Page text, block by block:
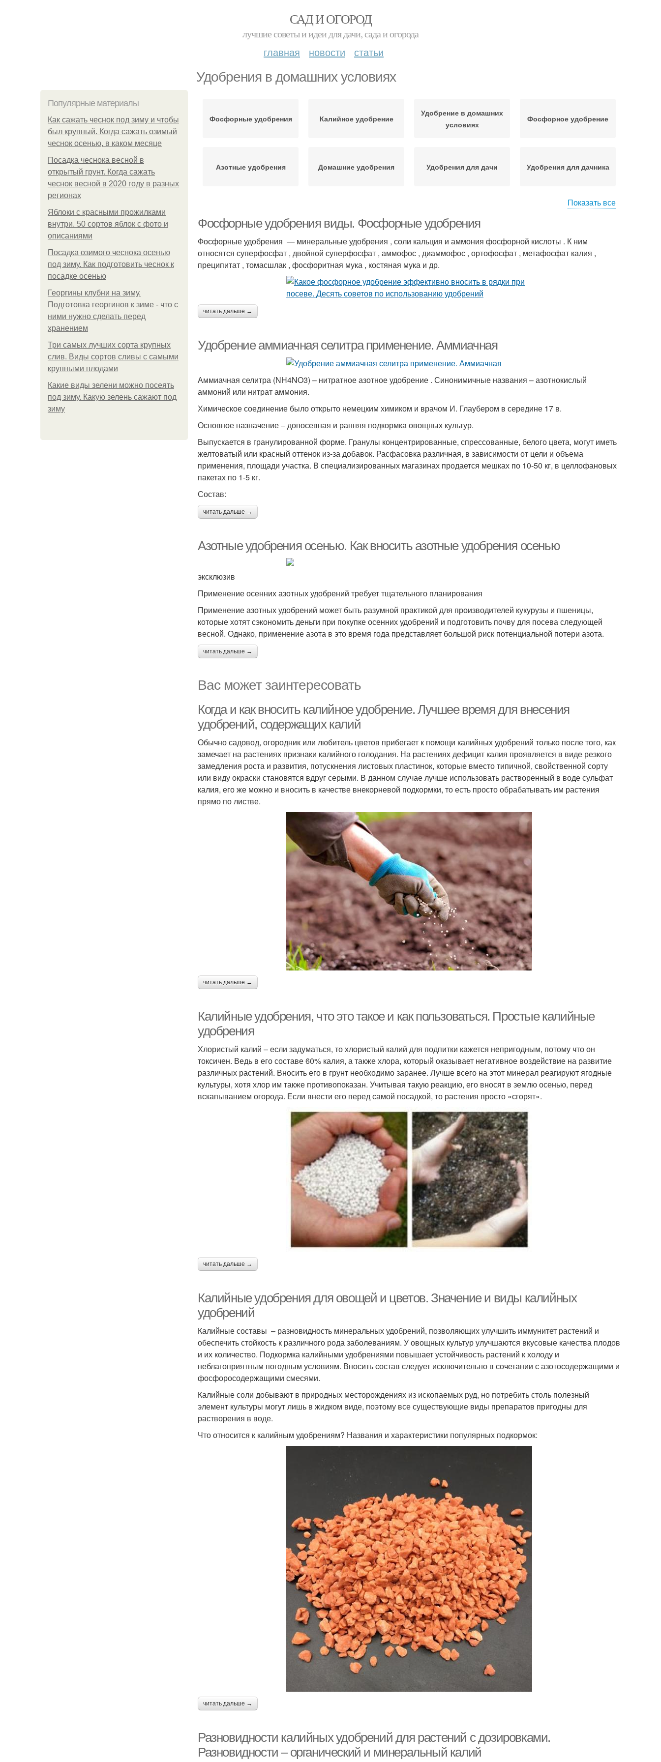
САД И ОГОРОД
лучшие советы и идеи для дачи, сада и огорода
главная новости статьи
Удобрения в домашних условиях
Популярные материалы
Как сажать чеснок под зиму и чтобы
был крупный. Когда сажать озимый
чеснок осенью, в каком месяце
Посадка чеснока весной в
открытый грунт. Когда сажать
чеснок весной в 2020 году в разных
регионах
Яблоки с красными прожилками
внутри. 50 сортов яблок с фото и
описаниями
Посадка озимого чеснока осенью
под зиму. Как подготовить чеснок к
посадке осенью
Георгины клубни на зиму.
Подготовка георгинов к зиме - что с
ними нужно сделать перед
хранением
Три самых лучших сорта крупных
слив. Виды сортов сливы с самыми
крупными плодами
Какие виды зелени можно посеять
под зиму. Какую зелень сажают под
зиму
Фосфорные удобрения Калийное удобрение
Удобрение в домашних
условиях
Фосфорное удобрение
Азотные удобрения Домашние удобрения Удобрения для дачи Удобрения для дачника
Показать все
Фосфорные удобрения виды. Фосфорные удобрения
Фосфорные удобрения — минеральные удобрения , соли кальция и аммония фосфорной кислоты . К ним
относятся суперфосфат , двойной суперфосфат , аммофос , диаммофос , ортофосфат , метафосфат калия ,
преципитат , томасшлак , фосфоритная мука , костяная мука и др.
читать дальше →
Удобрение аммиачная селитра применение. Аммиачная
Аммиачная селитра (NH4NO3) – нитратное азотное удобрение . Синонимичные названия – азотнокислый
аммоний или нитрат аммония.
Химическое соединение было открыто немецким химиком и врачом И. Глаубером в середине 17 в.
Основное назначение – допосевная и ранняя подкормка овощных культур.
Выпускается в гранулированной форме. Гранулы концентрированные, спрессованные, белого цвета, могут иметь
желтоватый или красный оттенок из-за добавок. Расфасовка различная, в зависимости от цели и объема
применения, площади участка. В специализированных магазинах продается мешках по 10-50 кг, в целлофановых
пакетах по 1-5 кг.
Состав:
читать дальше →
Азотные удобрения осенью. Как вносить азотные удобрения осенью
эксклюзив
Применение осенних азотных удобрений требует тщательного планирования
Применение азотных удобрений может быть разумной практикой для производителей кукурузы и пшеницы,
которые хотят сэкономить деньги при покупке осенних удобрений и подготовить почву для посева следующей
весной. Однако, применение азота в это время года представляет большой риск потенциальной потери азота.
читать дальше →
Вас может заинтересовать
Когда и как вносить калийное удобрение. Лучшее время для внесения
удобрений, содержащих калий
Обычно садовод, огородник или любитель цветов прибегает к помощи калийных удобрений только после того, как
замечает на растениях признаки калийного голодания. На растениях дефицит калия проявляется в виде резкого
замедления роста и развития, потускнения листовых пластинок, которые вместо типичной, свойственной сорту
или виду окраски становятся вдруг серыми. В данном случае лучше использовать растворенный в воде сульфат
калия, его же можно и вносить в качестве внекорневой подкормки, то есть просто обрабатывать им растения
прямо по листве.
читать дальше →
Калийные удобрения, что это такое и как пользоваться. Простые калийные
удобрения
Хлористый калий – если задуматься, то хлористый калий для подпитки кажется непригодным, потому что он
токсичен. Ведь в его составе 60% калия, а также хлора, который оказывает негативное воздействие на развитие
различных растений. Вносить его в грунт необходимо заранее. Лучше всего на этот минерал реагируют ягодные
культуры, хотя хлор им также противопоказан. Учитывая такую реакцию, его вносят в землю осенью, перед
вскапыванием огорода. Если внести его перед самой посадкой, то растения просто «сгорят».
читать дальше →
Калийные удобрения для овощей и цветов. Значение и виды калийных
удобрений
Калийные составы – разновидность минеральных удобрений, позволяющих улучшить иммунитет растений и
обеспечить стойкость к различного рода заболеваниям. У овощных культур улучшаются вкусовые качества плодов
и их количество. Подкормка калийными удобрениями повышает устойчивость растений к холоду и
неблагоприятным погодным условиям. Вносить состав следует исключительно в сочетании с азотосодержащими и
фосфоросодержащими смесями.
Калийные соли добывают в природных месторождениях из ископаемых руд, но потребить столь полезный
элемент культуры могут лишь в жидком виде, поэтому все существующие виды препаратов пригодны для
растворения в воде.
Что относится к калийным удобрениям? Названия и характеристики популярных подкормок:
читать дальше →
Разновидности калийных удобрений для растений с дозировками.
Разновидности – органический и минеральный калий